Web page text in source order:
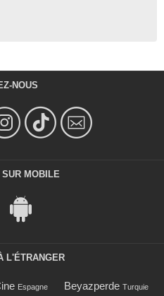
NOUS
MOBILE
L'ÉTRANGER
Espagne Beyazperde Turquie